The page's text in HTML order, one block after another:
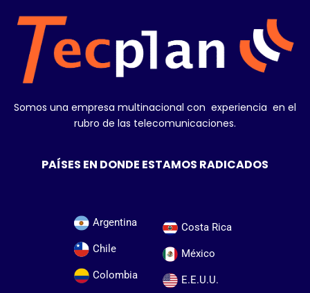
Somos una empresa multinacional con experiencia en el
rubro de las telecomunicaciones.
PAÍSES EN DONDE ESTAMOS RADICADOS
Argentina
Chile
Colombia
Costa Rica
México
E.E.U.U.